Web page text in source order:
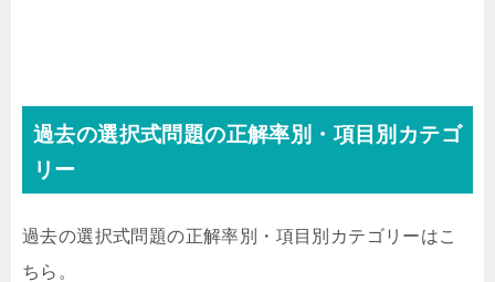
過去の選択式問題の正解率別・項目別カテゴ
リー
過去の選択式問題の正解率別・項目別カテゴリーはこ
ちら。